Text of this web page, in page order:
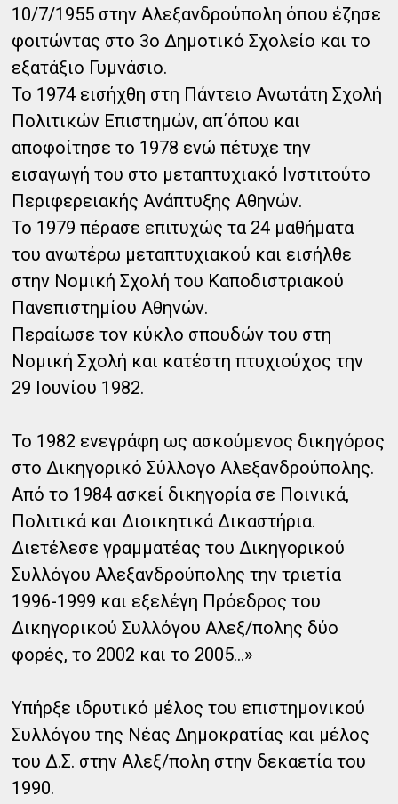
10/7/1955 στην Αλεξανδρούπολη όπου έζησε
φοιτώντας στο 3o Δημοτικό Σχολείο και το
εξατάξιο Γυμνάσιο.
Το 1974 εισήχθη στη Πάντειο Ανωτάτη Σχολή
Πολιτικών Επιστημών, απ΄όπου και
αποφοίτησε το 1978 ενώ πέτυχε την
εισαγωγή του στο μεταπτυχιακό Ινστιτούτο
Περιφερειακής Ανάπτυξης Αθηνών.
Το 1979 πέρασε επιτυχώς τα 24 μαθήματα
του ανωτέρω μεταπτυχιακού και εισήλθε
στην Νομική Σχολή του Καποδιστριακού
Πανεπιστημίου Αθηνών.
Περαίωσε τον κύκλο σπουδών του στη
Νομική Σχολή και κατέστη πτυχιούχος την
29 Ιουνίου 1982.
Το 1982 ενεγράφη ως ασκούμενος δικηγόρος
στο Δικηγορικό Σύλλογο Αλεξανδρούπολης.
Από το 1984 ασκεί δικηγορία σε Ποινικά,
Πολιτικά και Διοικητικά Δικαστήρια.
Διετέλεσε γραμματέας του Δικηγορικού
Συλλόγου Αλεξανδρούπολης την τριετία
1996-1999 και εξελέγη Πρόεδρος του
Δικηγορικού Συλλόγου Αλεξ/πολης δύο
φορές, το 2002 και το 2005...»
Υπήρξε ιδρυτικό μέλος του επιστημονικού
Συλλόγου της Νέας Δημοκρατίας και μέλος
του Δ.Σ. στην Αλεξ/πολη στην δεκαετία του
1990.